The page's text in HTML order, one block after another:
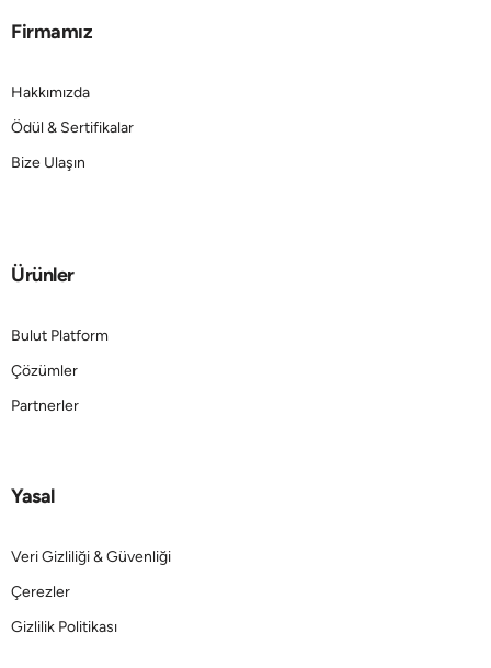
Firmamız
Hakkımızda
Ödül & Sertifikalar
Bize Ulaşın
Ürünler
Bulut Platform
Çözümler
Partnerler
Yasal
Veri Gizliliği & Güvenliği
Çerezler
Gizlilik Politikası